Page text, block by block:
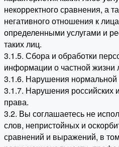
некорректного сравнения, а
негативного отношения к
определенными услугами и
таких лиц.
3.1.5. Сбора и обработки
информации о частной жизни
3.1.6. Нарушения
3.1.7. Нарушения
права.
3.2. Вы соглашаетесь не
слов, непристойных и
сравнений и выражений, в